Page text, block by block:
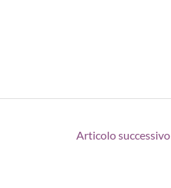
Articolo successivo